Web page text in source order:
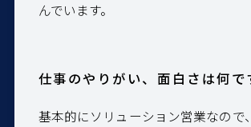
んでいます。
仕事のやりがい、面白さは何で
基本的にソリューション営業なので